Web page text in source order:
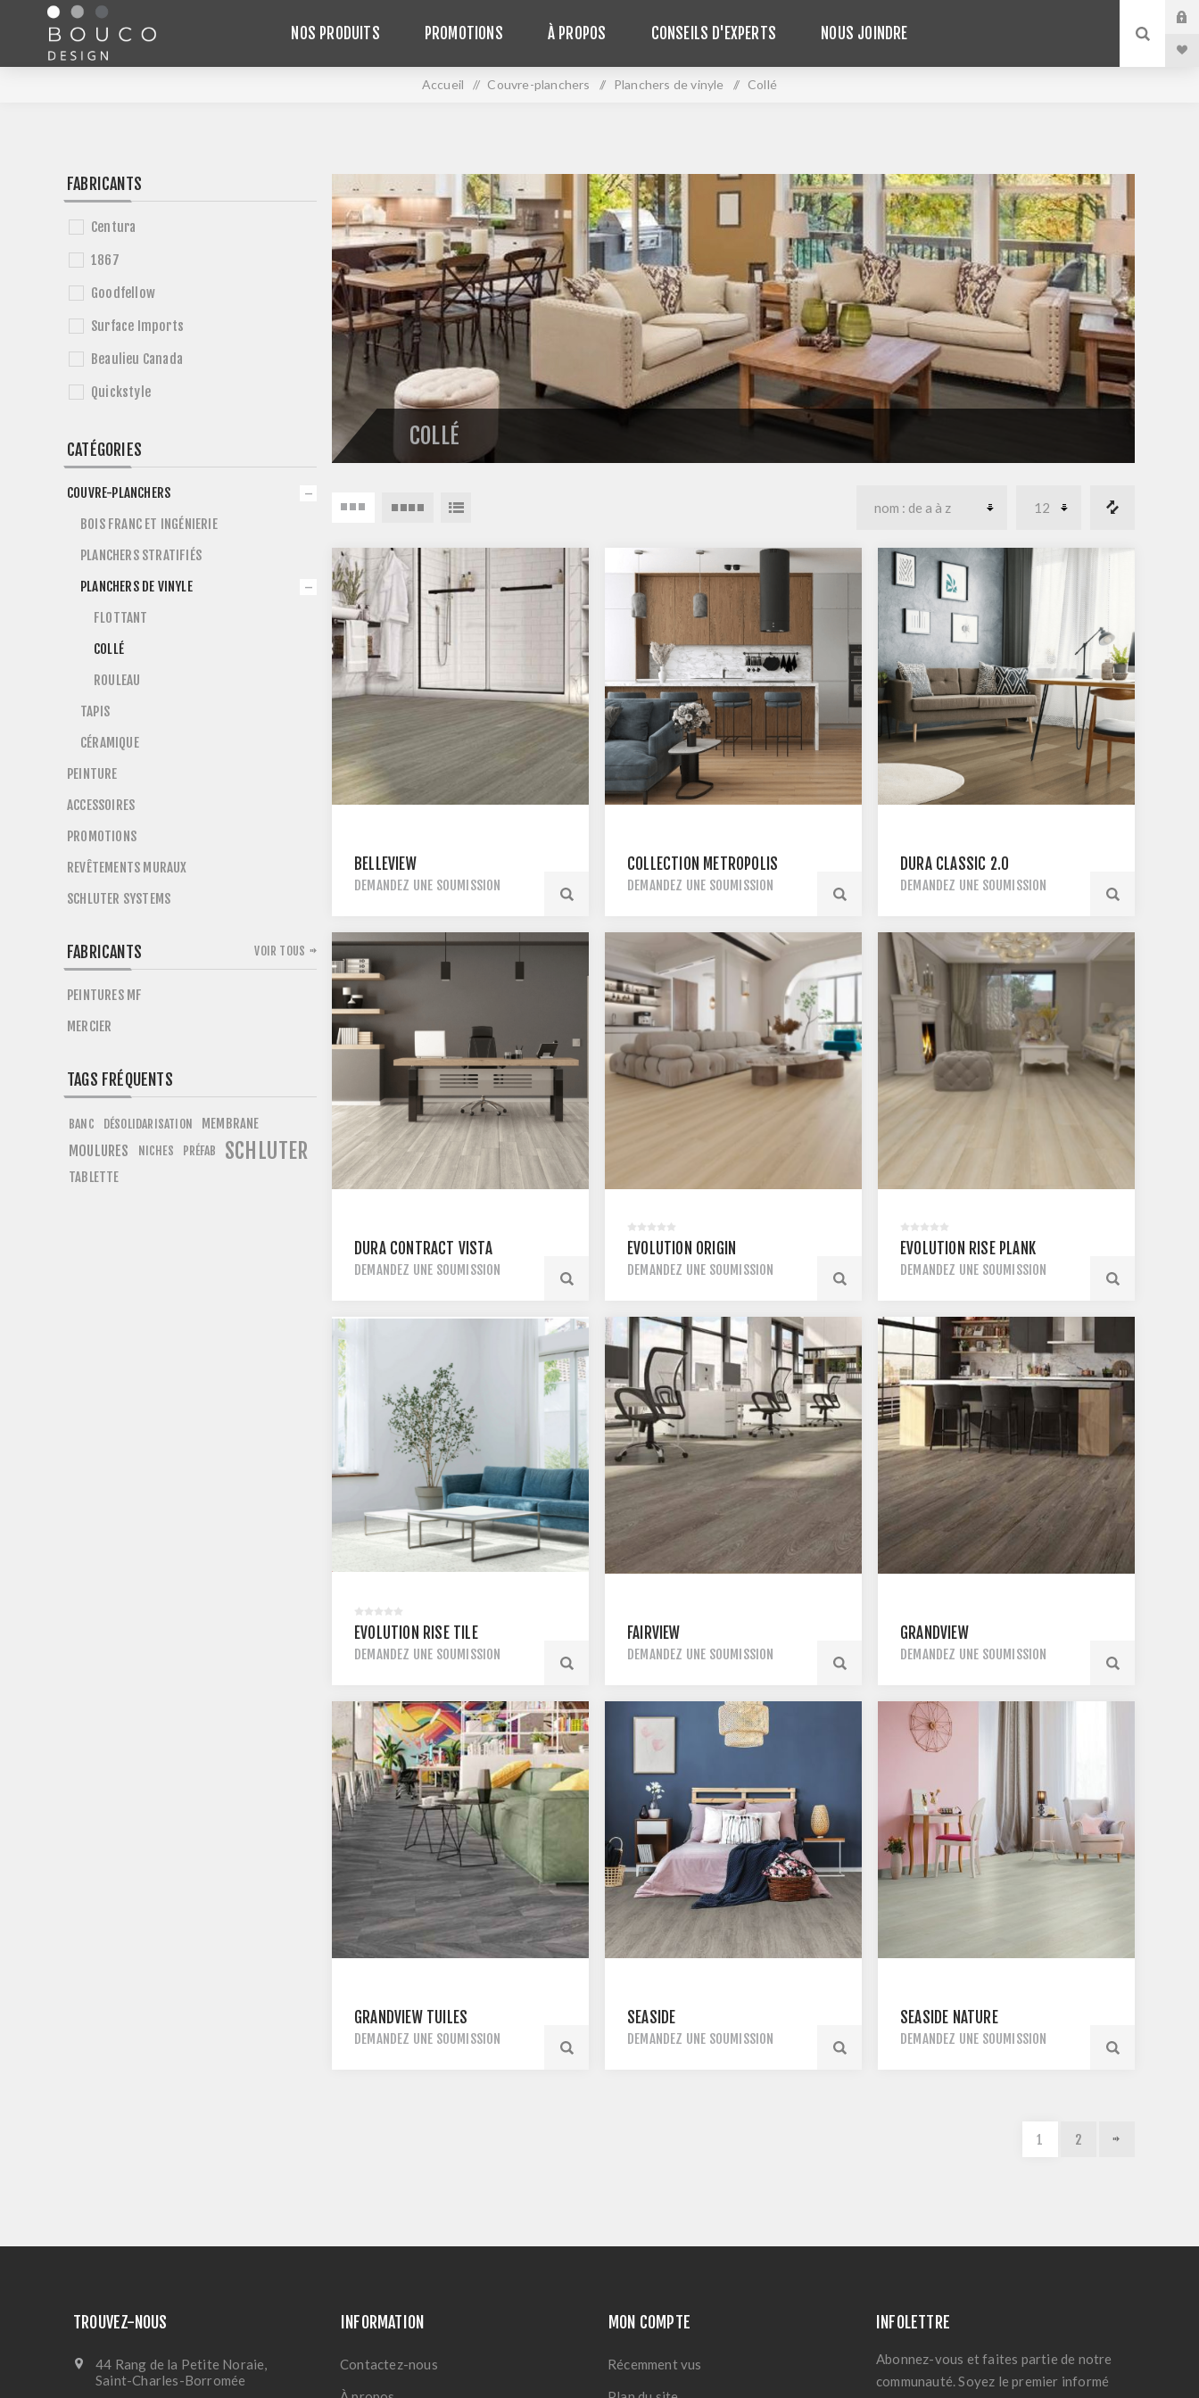
NOS PRODUITS PROMOTIONS À PROPOS CONSEILS D'EXPERTS NOUS JOINDRE
Accueil / Couvre-planchers / Planchers de vinyle / Collé
COLLÉ
BELLEVIEW
DEMANDEZ UNE SOUMISSION
COLLECTION METROPOLIS
DEMANDEZ UNE SOUMISSION
DURA CLASSIC 2.0
DEMANDEZ UNE SOUMISSION
DURA CONTRACT VISTA
DEMANDEZ UNE SOUMISSION
ÉVOLUTION ORIGIN
DEMANDEZ UNE SOUMISSION
ÉVOLUTION RISE PLANK
DEMANDEZ UNE SOUMISSION
ÉVOLUTION RISE TILE
DEMANDEZ UNE SOUMISSION
FAIRVIEW
DEMANDEZ UNE SOUMISSION
GRANDVIEW
DEMANDEZ UNE SOUMISSION
GRANDVIEW TUILES
DEMANDEZ UNE SOUMISSION
SEASIDE
DEMANDEZ UNE SOUMISSION
SEASIDE NATURE
DEMANDEZ UNE SOUMISSION
1 2
FABRICANTS
Centura
1867
Goodfellow
Surface Imports
Beaulieu Canada
Quickstyle
CATÉGORIES
COUVRE-PLANCHERS
BOIS FRANC ET INGÉNIERIE
PLANCHERS STRATIFIÉS
PLANCHERS DE VINYLE
FLOTTANT
COLLÉ
ROULEAU
TAPIS
CÉRAMIQUE
PEINTURE
ACCESSOIRES
PROMOTIONS
REVÊTEMENTS MURAUX
SCHLUTER SYSTEMS
FABRICANTS
PEINTURES MF
MERCIER
VOIR TOUS
TAGS FRÉQUENTS
BANC DÉSOLIDARISATION MEMBRANE
MOULURES NICHES PRÉFAB SCHLUTER
TABLETTE
TROUVEZ-NOUS
44 Rang de la Petite Noraie,
Saint-Charles-Borromée
INFORMATION
Contactez-nous
MON COMPTE
Récemment vus
INFOLETTRE
Abonnez-vous et faites partie de notre
communauté. Soyez le premier informé